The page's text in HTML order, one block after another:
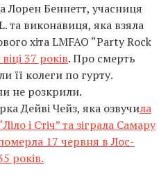
Лорен Беннетт, учасниця
та виконавиця, яка взяла
хіта LMFAO “Party Rock
37 років. Про смерть
її колеги по гурту.
не розкрили.
Дейві Чейз, яка озвучила
і Стіч” та зіграла Самару
17 червня в Лос-
років.